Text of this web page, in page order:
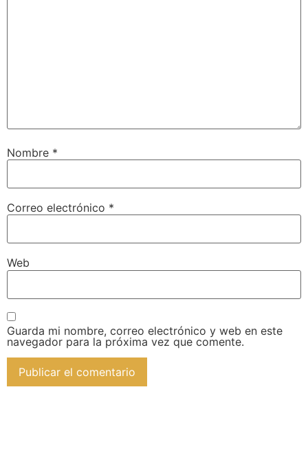
Nombre *
Correo electrónico *
Web
Guarda mi nombre, correo electrónico y web en este
navegador para la próxima vez que comente.